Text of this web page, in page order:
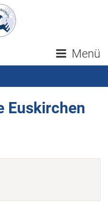
Menü
Euskirchen